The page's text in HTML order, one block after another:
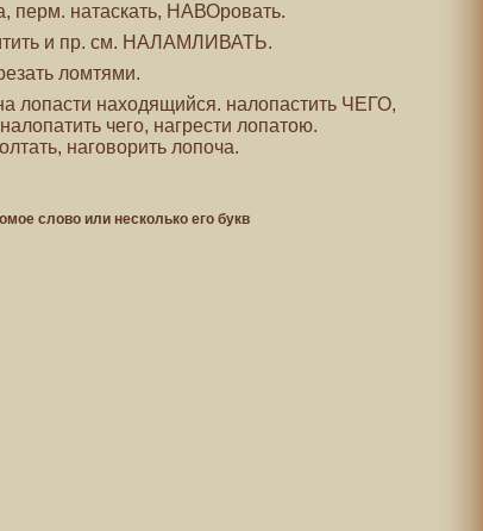
перм. натаскать, НАВОровать.
и пр. см. НАЛАМЛИВАТЬ.
ломтями.
лопасти находящийся. налопастить ЧЕГО,
чего, нагрести лопатою.
наговорить лопоча.
слово или несколько его букв